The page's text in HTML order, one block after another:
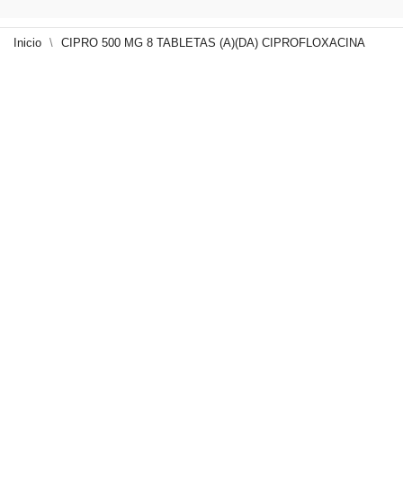
Inicio CIPRO 500 MG 8 TABLETAS (A)(DA) CIPROFLOXACINA